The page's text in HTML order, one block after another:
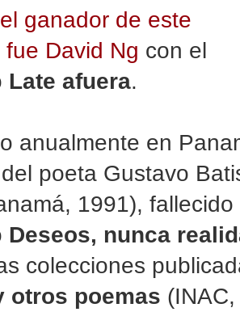
ganador de este
David Ng con el
Late afuera.
anualmente en
poeta Gustavo
1991),
Deseos, nunca
colecciones
otros poemas